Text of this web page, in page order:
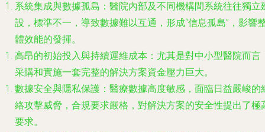
系統集成與數據孤島 ：醫院內部及不同機構間系統往往獨立
設，標準不一，導致數據難以互通，形成“信息孤島”，影響
體效能的發揮。
高昂的初始投入與持續運維成本 ：尤其是對中小型醫院而言
采購和實施一套完整的解決方案資金壓力巨大。
數據安全與隱私保護 ：醫療數據高度敏感，面臨日益嚴峻的
絡攻擊威脅，合規要求嚴格，對解決方案的安全性提出了極
要求。